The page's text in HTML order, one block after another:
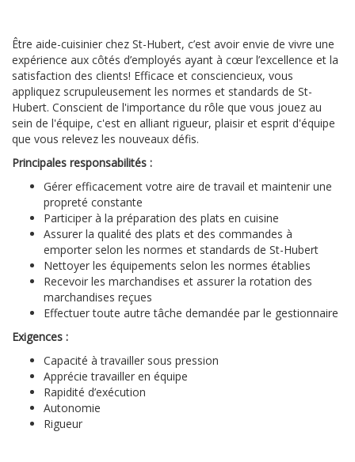
Être aide-cuisinier chez St-Hubert, c’est avoir envie de vivre une
expérience aux côtés d’employés ayant à cœur l’excellence et la
satisfaction des clients! Efficace et consciencieux, vous
appliquez scrupuleusement les normes et standards de St-
Hubert. Conscient de l'importance du rôle que vous jouez au
sein de l'équipe, c'est en alliant rigueur, plaisir et esprit d'équipe
que vous relevez les nouveaux défis.
Principales responsabilités :
Gérer efficacement votre aire de travail et maintenir une
propreté constante
Participer à la préparation des plats en cuisine
Assurer la qualité des plats et des commandes à
emporter selon les normes et standards de St-Hubert
Nettoyer les équipements selon les normes établies
Recevoir les marchandises et assurer la rotation des
marchandises reçues
Effectuer toute autre tâche demandée par le gestionnaire
Exigences :
Capacité à travailler sous pression
Apprécie travailler en équipe
Rapidité d’exécution
Autonomie
Rigueur